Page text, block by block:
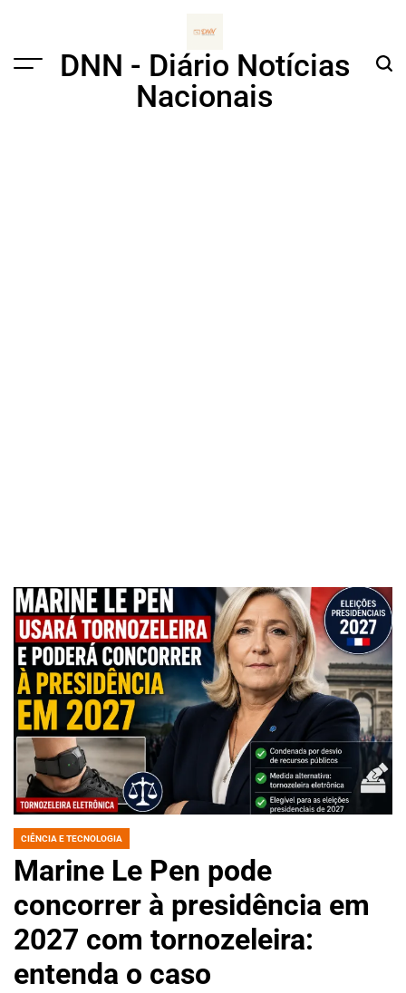
Menu
DNN - Diário Notícias
Nacionais
POSTED
IN
CIÊNCIA E TECNOLOGIA
Marine Le Pen pode
concorrer à presidência em
2027 com tornozeleira:
entenda o caso